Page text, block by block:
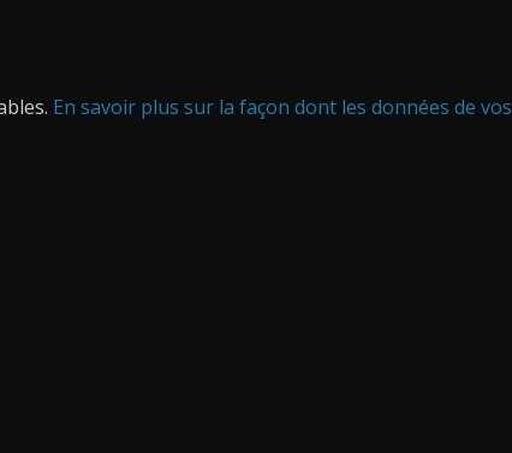
En savoir plus sur la façon dont les données de vos